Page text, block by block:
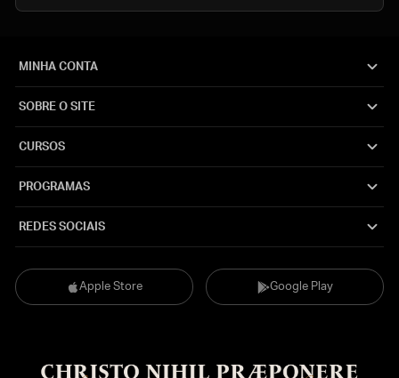
Apple Store Google Play
MINHA CONTA
SOBRE O SITE
CURSOS
PROGRAMAS
REDES SOCIAIS